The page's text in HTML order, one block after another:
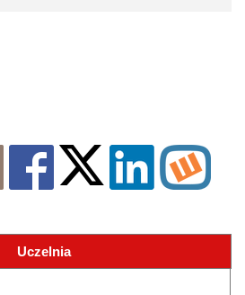
Uczelnia